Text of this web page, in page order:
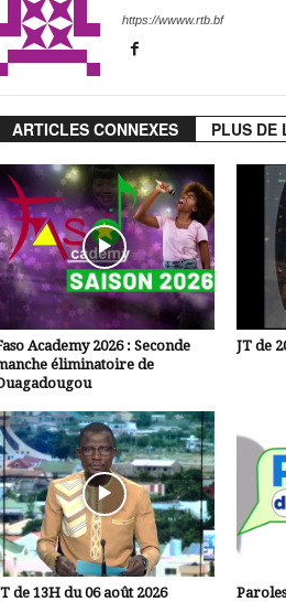
https://wwww.rtb.bf
ARTICLES CONNEXES PLUS DE
Academy 2026 : Seconde
éliminatoire de
JT de
de 13H du 06 août 2026